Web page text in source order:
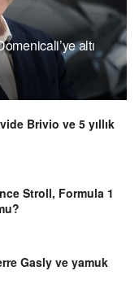
altı
Brivio ve 5 yıllık
Stroll, Formula 1
Gasly ve yamuk